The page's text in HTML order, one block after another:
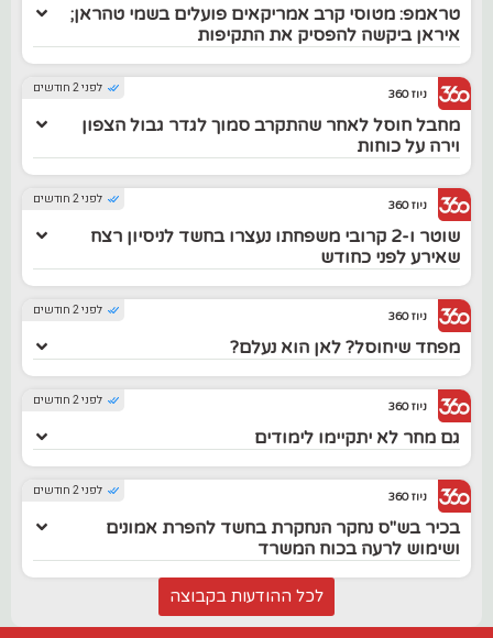
טראמפ: מטוסי קרב אמריקאים פועלים בשמי טהראן;
איראן ביקשה להפסיק את התקיפות
לפני 2 חודשים ניוז 360
מחבל חוסל לאחר שהתקרב סמוך לגדר גבול הצפון
וירה על כוחות
לפני 2 חודשים ניוז 360
שוטר ו-2 קרובי משפחתו נעצרו בחשד לניסיון רצח
שאירע לפני כחודש
לפני 2 חודשים ניוז 360
מפחד שיחוסל? לאן הוא נעלם?
לפני 2 חודשים ניוז 360
גם מחר לא יתקיימו לימודים
לפני 2 חודשים ניוז 360
בכיר בש"ס נחקר הנחקרת בחשד להפרת אמונים
ושימוש לרעה בכוח המשרד
לכל ההודעות בקבוצה